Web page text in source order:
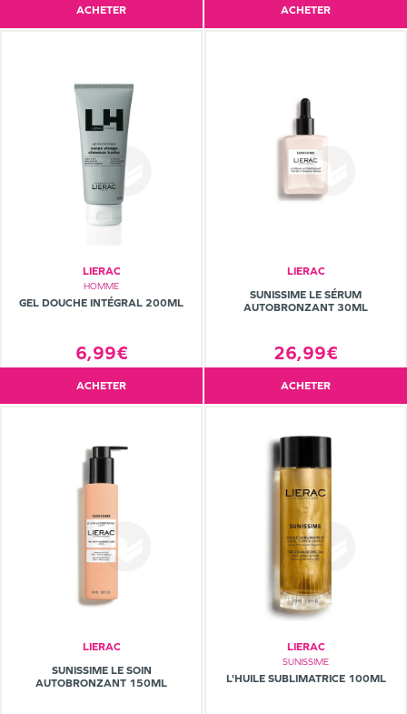
ACHETER ACHETER
LIERAC
HOMME
GEL DOUCHE INTÉGRAL 200ML
6,99€
ACHETER
LIERAC
SUNISSIME LE SÉRUM
AUTOBRONZANT 30ML
26,99€
ACHETER
LIERAC
SUNISSIME LE SOIN
AUTOBRONZANT 150ML
LIERAC
SUNISSIME
L'HUILE SUBLIMATRICE 100ML